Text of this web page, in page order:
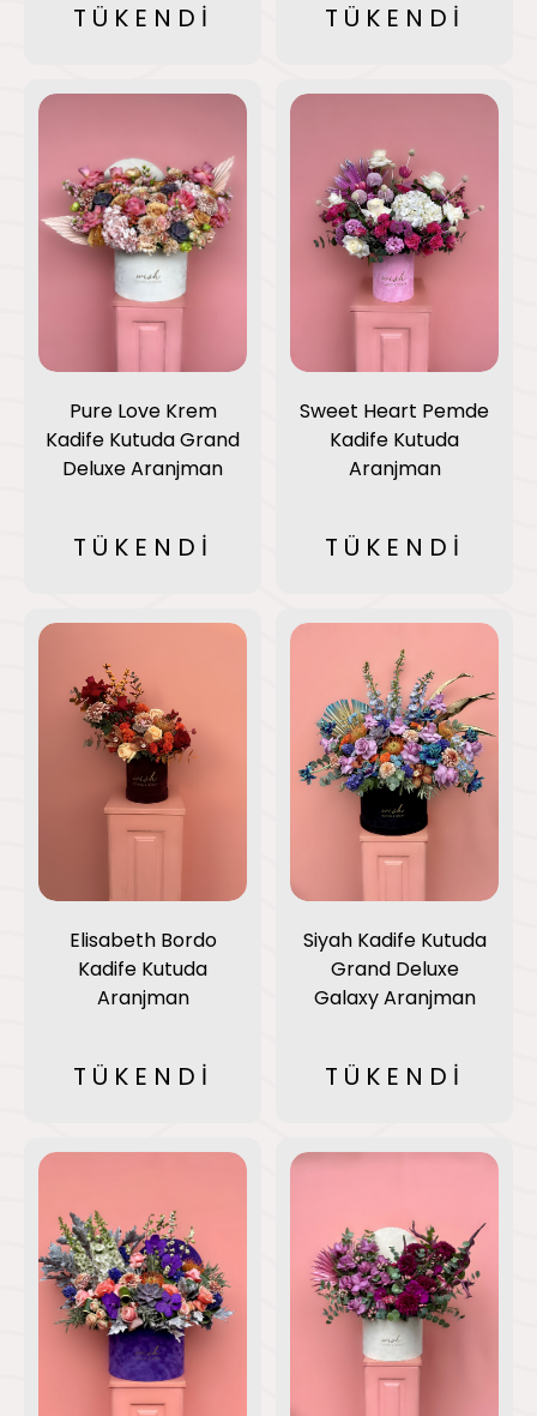
TÜKENDİ TÜKENDİ
Pure Love Krem
Kadife Kutuda Grand
Deluxe Aranjman
TÜKENDİ
Sweet Heart Pemde
Kadife Kutuda
Aranjman
TÜKENDİ
Elisabeth Bordo
Kadife Kutuda
Aranjman
TÜKENDİ
Siyah Kadife Kutuda
Grand Deluxe
Galaxy Aranjman
TÜKENDİ